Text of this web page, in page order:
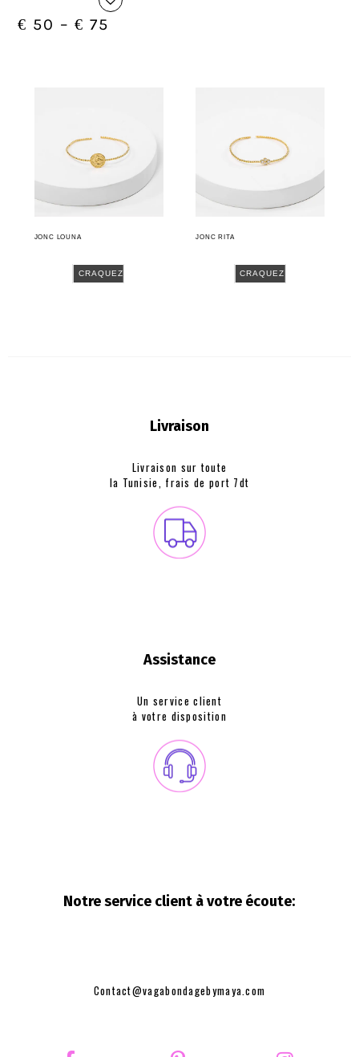
€ 50 –€ 75
JONC LOUNA
CRAQUEZ
JONC RITA
CRAQUEZ
Livraison
Livraison sur toute
la Tunisie, frais de port 7dt
Assistance
Un service client
à votre disposition
Notre service client à votre écoute:
Contact@vagabondagebymaya.com